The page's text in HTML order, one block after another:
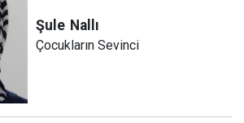
Şule Nallı
Çocukların Sevinci